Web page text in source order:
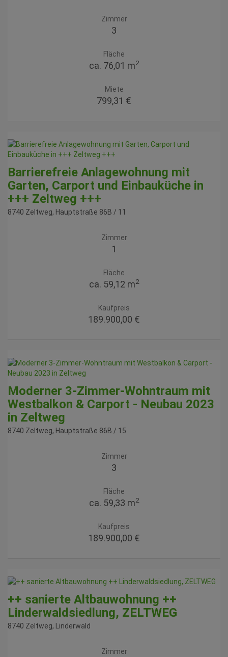
Zimmer
3
Fläche
ca. 76,01 m2
Miete
799,31 €
Barrierefreie Anlagewohnung mit
Garten, Carport und Einbauküche in
+++ Zeltweg +++
8740 Zeltweg, Hauptstraße 86B / 11
Zimmer
1
Fläche
ca. 59,12 m2
Kaufpreis
189.900,00 €
Moderner 3-Zimmer-Wohntraum mit
Westbalkon & Carport - Neubau 2023
in Zeltweg
8740 Zeltweg, Hauptstraße 86B / 15
Zimmer
3
Fläche
ca. 59,33 m2
Kaufpreis
189.900,00 €
++ sanierte Altbauwohnung ++
Linderwaldsiedlung, ZELTWEG
8740 Zeltweg, Linderwald
Zimmer